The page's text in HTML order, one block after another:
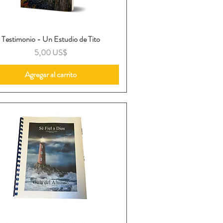
Vista rápida
Testimonio - Un Estudio de Tito
Precio
5,00 US$
Agregar al carrito